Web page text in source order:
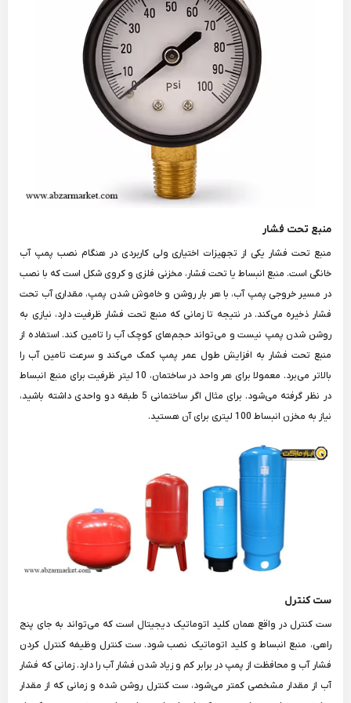
منبع تحت فشار
منبع تحت فشار یکی از تجهیزات اختیاری ولی کاربردی در هنگام نصب پمپ آب
خانگی است. منبع انبساط یا تحت فشار، مخزنی فلزی و کروی شکل است که با نصب
در مسیر خروجی پمپ آب، با هر بار روشن و خاموش شدن پمپ، مقداری آب تحت
فشار ذخیره می‌کند. در نتیجه تا زمانی که منبع تحت فشار ظرفیت دارد، نیازی به
روشن شدن پمپ نیست و می‌تواند حجم‌های کوچک آب را تامین کند. استفاده از
منبع تحت فشار به افزایش طول عمر پمپ کمک می‌کند و سرعت تامین آب را
بالاتر می‌برد. معمولا برای هر واحد در ساختمان، 10 لیتر ظرفیت برای منبع انبساط
در نظر گرفته می‌شود. برای مثال اگر ساختمانی 5 طبقه دو واحدی داشته باشید،
نیاز به مخزن انبساط 100 لیتری برای آن هستید.
ست کنترل
ست کنترل در واقع همان کلید اتوماتیک دیجیتال است که می‌تواند به جای پنج
راهی، منبع انبساط و کلید اتوماتیک نصب شود. ست کنترل وظیفه کنترل کردن
فشار آب و محافظت از پمپ در برابر کم و زیاد شدن فشار آب را دارد. زمانی که فشار
آب از مقدار مشخصی کمتر می‌شود، ست کنترل روشن شده و زمانی که از مقدار